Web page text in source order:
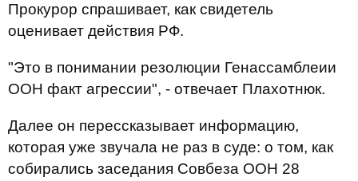
Прокурор спрашивает, как свидетель
оценивает действия РФ.
"Это в понимании резолюции Генассамблеии
ООН факт агрессии", - отвечает Плахотнюк.
Далее он перессказывает информацию,
которая уже звучала не раз в суде: о том, как
собирались заседания Совбеза ООН 28